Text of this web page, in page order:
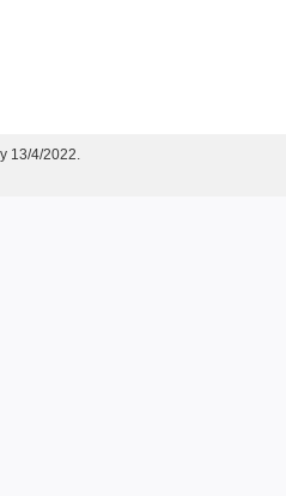
13/4/2022.